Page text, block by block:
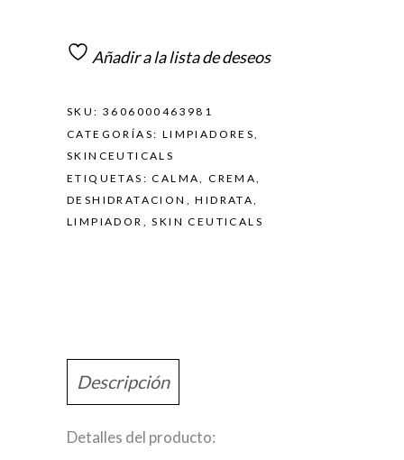
Añadir a la lista de deseos
SKU: 3606000463981
CATEGORÍAS: LIMPIADORES,
SKINCEUTICALS
ETIQUETAS:CALMA,CREMA,
DESHIDRATACION ,HIDRATA,
LIMPIADOR ,SKIN CEUTICALS
Descripción
Detalles del producto: